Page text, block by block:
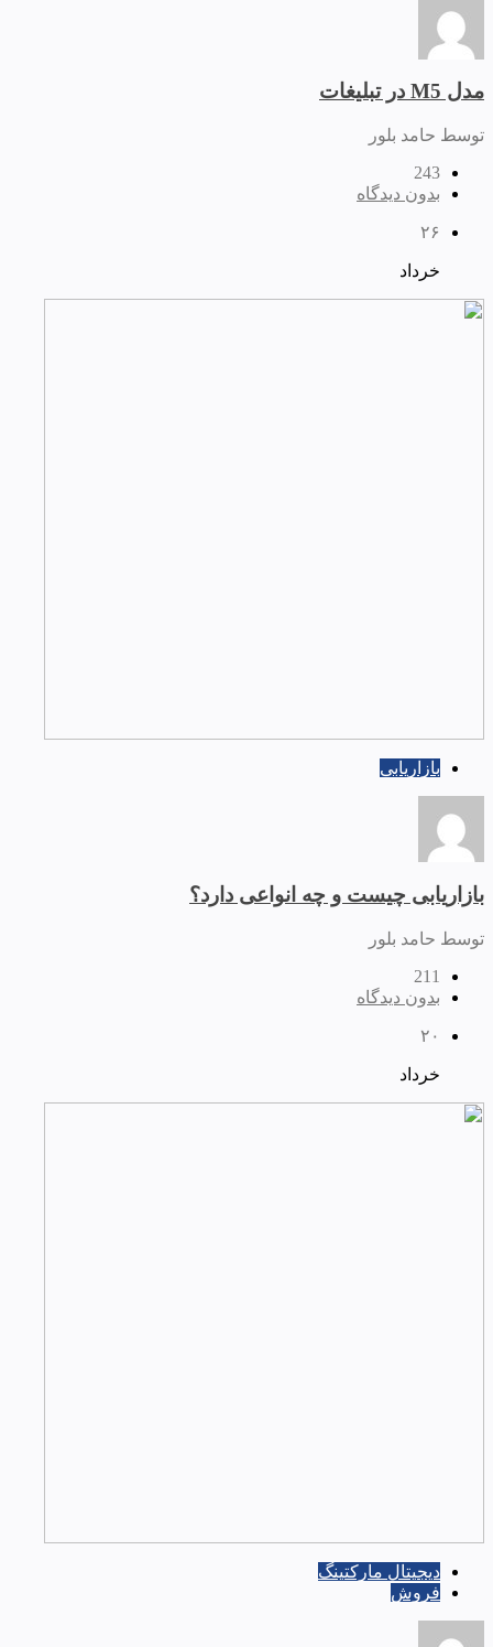
مدل M5 در تبلیغات
توسط حامد بلور
243
بدون دیدگاه
۲۶
خرداد
بازاریابی
بازاریابی چیست و چه انواعی دارد؟
توسط حامد بلور
211
بدون دیدگاه
۲۰
خرداد
دیجیتال مارکتینگ
فروش